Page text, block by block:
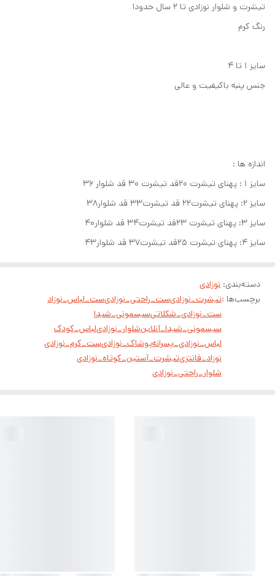
تیشرت و شلوار نوزادی تا ۲ سال حدودا
رنگ کرم
سایز ۱ تا ۴
جنس پنبه باکیفیت و عالی
اندازه ها :
سایز ۱ : پهنای تیشرت ۲۰قد تیشرت ۳۰ قد شلوار ۳۶
سایز ۲: پهنای تیشرت۲۲ قد تیشرت۳۳ قد شلوار۳۸
سایز ۳: پهنای تیشرت ۲۳قد تیشرت۳۴ قد شلوار۴۰
سایز ۴: پهنای تیشرت ۲۵قد تیشرت۳۷ قد شلوار۴۳
دسته‌بندی: نوزادی
برچسب‌ها :تیشرت_نوزادیست_راحتی_نوزادیست_لباس_نوزاد
ست_نوزادی_شکلاتیسیسمونی_شیدا
سیسمونی_شیدا_آنلاینشلوار_نوزادیلباس_کودک
لباس_نوزادی_پسرانهپوشاک_نوزادیست_کرم_نوزادی
نوزاد_فانتزیتیشرت_آستین_کوتاه_نوزادی
شلوار_راحتی_نوزادی